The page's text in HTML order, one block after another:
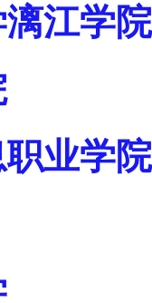
江学院
业学院